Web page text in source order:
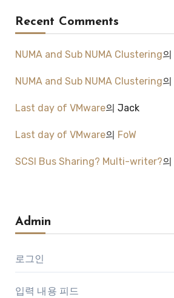
Recent Comments
NUMA and Sub NUMA Clustering의
NUMA and Sub NUMA Clustering의
Last day of VMware의 Jack
Last day of VMware의 FoW
SCSI Bus Sharing? Multi-writer?의
Admin
로그인
입력 내용 피드